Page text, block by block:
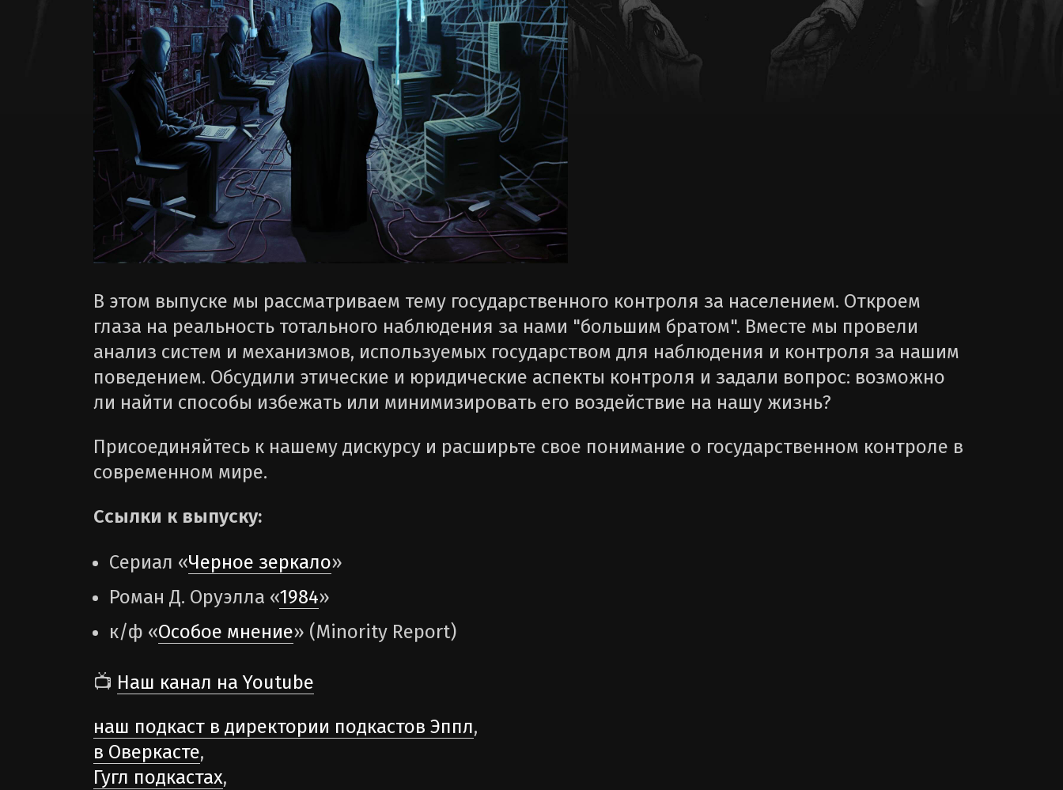
В этом выпуске мы рассматриваем тему государственного контроля за населением. Откроем
глаза на реальность тотального наблюдения за нами "большим братом". Вместе мы провели
анализ систем и механизмов, используемых государством для наблюдения и контроля за нашим
поведением. Обсудили этические и юридические аспекты контроля и задали вопрос: возможно
ли найти способы избежать или минимизировать его воздействие на нашу жизнь?
Присоединяйтесь к нашему дискурсу и расширьте свое понимание о государственном контроле в
современном мире.
Ссылки к выпуску:
Сериал «Черное зеркало»
Роман Д. Оруэлла «1984»
к/ф «Особое мнение» (Minority Report)
📺 Наш канал на Youtube
наш подкаст в директории подкастов Эппл,
в Оверкасте,
Гугл подкастах,